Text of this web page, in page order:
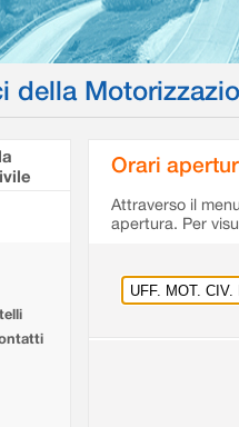
della
Orari
Attraverso il
apertura. Per